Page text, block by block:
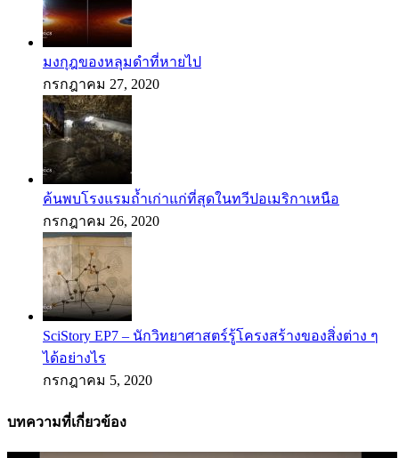
มงกุฎของหลุมดำที่หายไป
กรกฎาคม 27, 2020
ค้นพบโรงแรมถ้ำเก่าแก่ที่สุดในทวีปอเมริกาเหนือ
กรกฎาคม 26, 2020
SciStory EP7 – นักวิทยาศาสตร์รู้โครงสร้างของสิ่งต่าง ๆ
ได้อย่างไร
กรกฎาคม 5, 2020
บทความที่เกี่ยวข้อง